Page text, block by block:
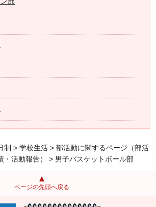
制 > 学校生活 > 部活動に関するページ（部活
活動報告）
> 男子バスケットボール部
ページの先頭へ戻る